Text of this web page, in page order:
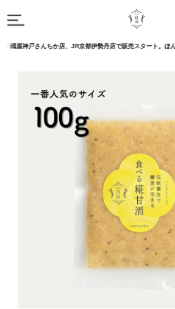
んちか店、JR京都伊勢丹店で販売スタート。ほんのりとわ